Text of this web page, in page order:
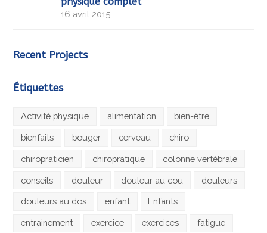
16 avril 2015
Recent Projects
Étiquettes
Activité physique alimentation bien-être
bienfaits bouger cerveau chiro
chiropraticien chiropratique colonne vertébrale
conseils douleur douleur au cou douleurs
douleurs au dos enfant Enfants
entrainement exercice exercices fatigue